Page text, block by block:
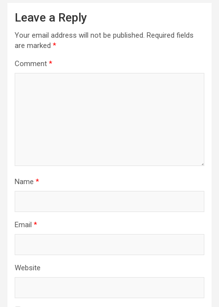
Leave a Reply
Your email address will not be published. Required fields
are marked *
Comment *
Name *
Email *
Website